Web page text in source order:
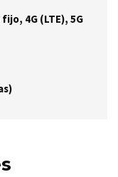
4G (LTE), 5G